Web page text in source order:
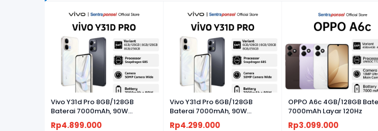
Vivo Y31d Pro 8GB/128GB
Baterai 7000mAh, 90W
FlashCharge, Kamera 50MP
Rp4.899.000
Vivo Y31d Pro 6GB/128GB
Baterai 7000mAh, 90W
FlashCharge, Kamera 50MP
Rp4.299.000
OPPO A6c 4GB/128GB Baterai
7000mAh Layar 120Hz
Rp3.099.000